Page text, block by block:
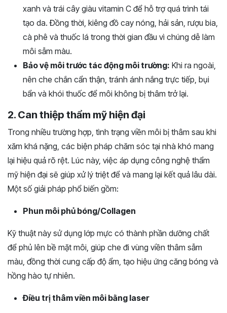
xanh và trái cây giàu vitamin C để hỗ trợ quá trình tái
tạo da. Đồng thời, kiêng đồ cay nóng, hải sản, rượu bia,
cà phê và thuốc lá trong thời gian đầu vì chúng dễ làm
môi sẫm màu.
Bảo vệ môi trước tác động môi trường: Khi ra ngoài,
nên che chắn cẩn thận, tránh ánh nắng trực tiếp, bụi
bẩn và khói thuốc để môi không bị thâm trở lại.
2. Can thiệp thẩm mỹ hiện đại
Trong nhiều trường hợp, tình trạng viền môi bị thâm sau khi
xăm khá nặng, các biện pháp chăm sóc tại nhà khó mang
lại hiệu quả rõ rệt. Lúc này, việc áp dụng công nghệ thẩm
mỹ hiện đại sẽ giúp xử lý triệt để và mang lại kết quả lâu dài.
Một số giải pháp phổ biến gồm:
Phun môi phủ bóng/Collagen
Kỹ thuật này sử dụng lớp mực có thành phần dưỡng chất
để phủ lên bề mặt môi, giúp che đi vùng viền thâm sẫm
màu, đồng thời cung cấp độ ẩm, tạo hiệu ứng căng bóng và
hồng hào tự nhiên.
Điều trị thâm viền môi bằng laser